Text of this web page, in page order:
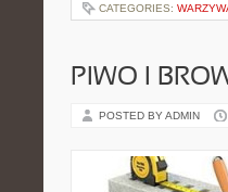
CATEGORIES:
PIWO I
POSTED BY ADMIN